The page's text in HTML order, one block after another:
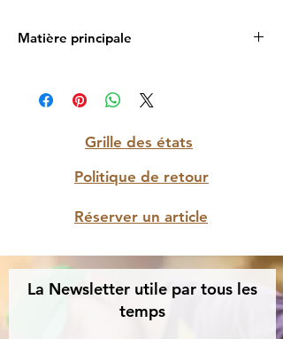
Matière principale
Grille des états
Politique de retour
Réserver un article
La Newsletter utile par tous les
temps